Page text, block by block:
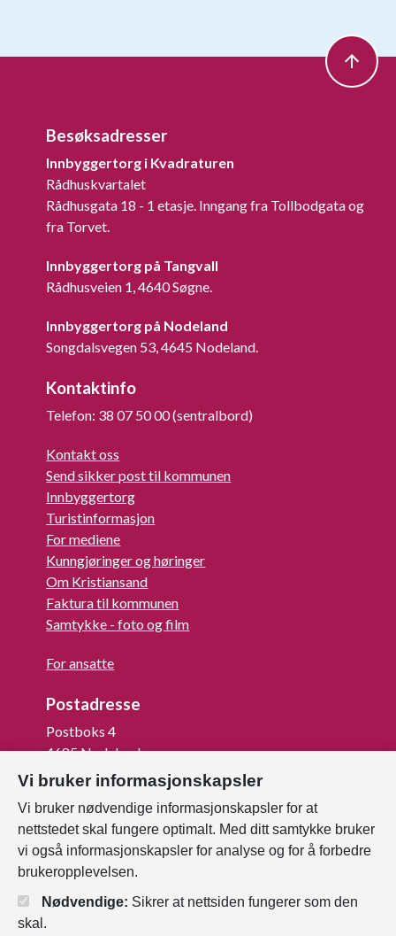
Besøksadresser
Innbyggertorg i Kvadraturen
Rådhuskvartalet
Rådhusgata 18 - 1 etasje. Inngang fra Tollbodgata og
fra Torvet.
Innbyggertorg på Tangvall
Rådhusveien 1, 4640 Søgne.
Innbyggertorg på Nodeland
Songdalsvegen 53, 4645 Nodeland.
Kontaktinfo
Telefon: 38 07 50 00 (sentralbord)
Kontakt oss
Send sikker post til kommunen
Innbyggertorg
Turistinformasjon
For mediene
Kunngjøringer og høringer
Om Kristiansand
Faktura til kommunen
Samtykke - foto og film
For ansatte
Postadresse
Postboks 4
4685 Nodeland
Org.nr: 820 852 982
Last ned vår innbygger -app
Vi bruker informasjonskapsler
Vi bruker nødvendige informasjonskapsler for at
nettstedet skal fungere optimalt. Med ditt samtykke bruker
vi også informasjonskapsler for analyse og for å forbedre
brukeropplevelsen.
Nødvendige: Sikrer at nettsiden fungerer som den
skal.